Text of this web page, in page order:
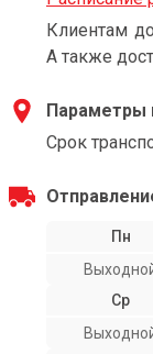
Клиентам
А также
Параметры
Срок
Пн
Ср